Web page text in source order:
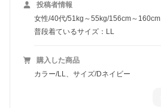
投稿者情報
女性/40代/51kg～55kg/156cm～160cm
普段着ているサイズ：LL
購入した商品
カラー/LL、サイズ/Dネイビー